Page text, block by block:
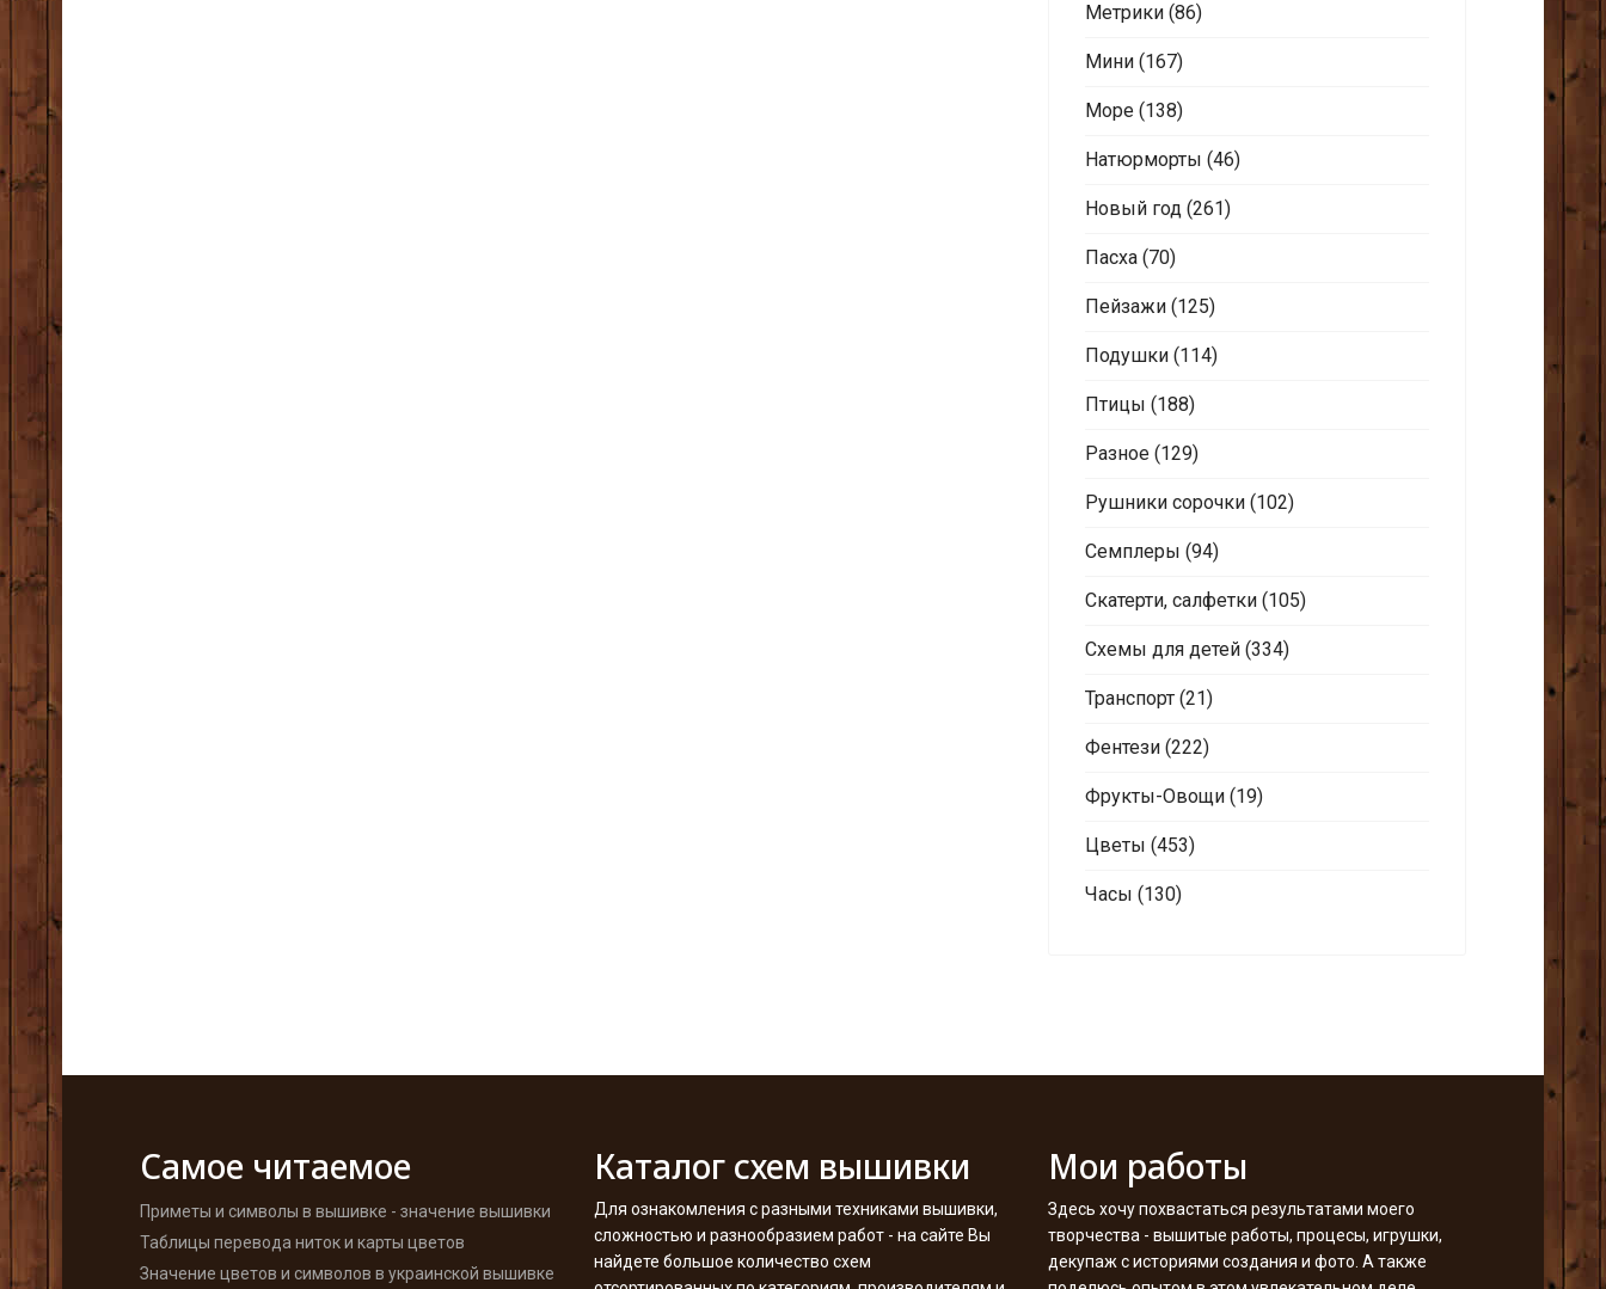
Метрики (86)
Мини (167)
Море (138)
Натюрморты (46)
Новый год (261)
Пасха (70)
Пейзажи (125)
Подушки (114)
Птицы (188)
Разное (129)
Рушники сорочки (102)
Семплеры (94)
Скатерти, салфетки (105)
Схемы для детей (334)
Транспорт (21)
Фентези (222)
Фрукты-Овощи (19)
Цветы (453)
Часы (130)
Самое читаемое
Приметы и символы в вышивке - значение вышивки
Таблицы перевода ниток и карты цветов
Значение цветов и символов в украинской вышивке
Каталог схем вышивки
Для ознакомления с разными техниками вышивки,
сложностью и разнообразием работ - на сайте Вы
найдете большое количество схем
Мои работы
Здесь хочу похвастаться результатами моего
творчества - вышитые работы, процесы, игрушки,
декупаж с историями создания и фото. А также